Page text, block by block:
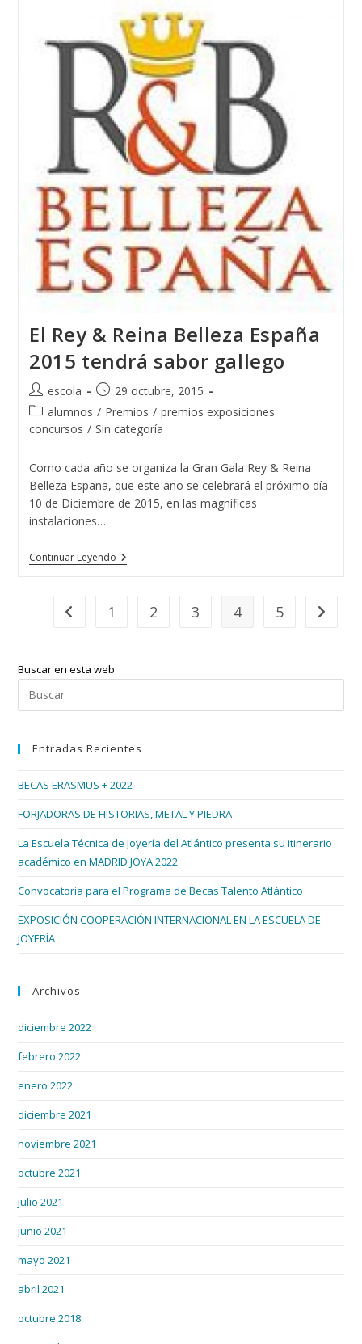
2015
Con
Las
Tres
Diseñadoras
De
Joyas
Del
Atlántico
El Rey & Reina Belleza España
2015 tendrá sabor gallego
Autor
de
la
escola
Publicación
de
la
entrada:
29 octubre, 2015
Categoría
de
entrada:
alumnos / Premios / premios exposiciones
concursos / Sin categoría
Como cada año se organiza la Gran Gala Rey & Reina
Belleza España, que este año se celebrará el próximo día
10 de Diciembre de 2015, en las magníficas
instalaciones…
Continuar LeyendoEl
Rey
Belleza
España
Ir a la página anterior
1 2 3 4 5 Ir a la
Buscar en esta web
Entradas Recientes
BECAS ERASMUS + 2022
FORJADORAS DE HISTORIAS, METAL Y PIEDRA
La Escuela Técnica de Joyería del Atlántico presenta su itinerario
académico en MADRID JOYA 2022
Convocatoria para el Programa de Becas Talento Atlántico
EXPOSICIÓN COOPERACIÓN INTERNACIONAL EN LA ESCUELA DE
JOYERÍA
Archivos
diciembre 2022
febrero 2022
enero 2022
diciembre 2021
noviembre 2021
octubre 2021
julio 2021
junio 2021
mayo 2021
abril 2021
octubre 2018